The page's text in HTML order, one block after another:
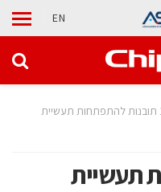
EN
10 תובנות להתפתחות תעשיית
תעשיית